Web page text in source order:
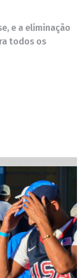
e a eliminação
todos os